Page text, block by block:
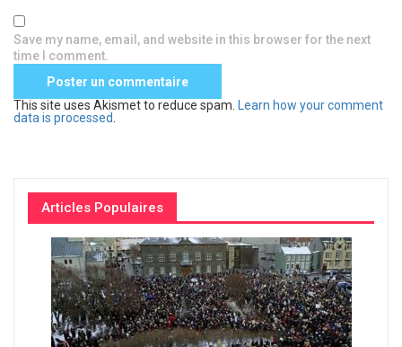
Save my name, email, and website in this browser for the next
time I comment.
This site uses Akismet to reduce spam.
Learn how your comment
data is processed
Articles Populaires